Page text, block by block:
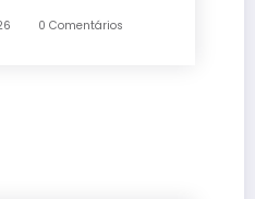
0 Comentários